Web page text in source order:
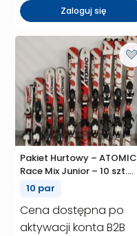
Zaloguj się
Pakiet Hurtowy – ATOMIC
Race Mix Junior – 10 szt.
(P01696)
10 par
Cena dostępna po
aktywacji konta B2B